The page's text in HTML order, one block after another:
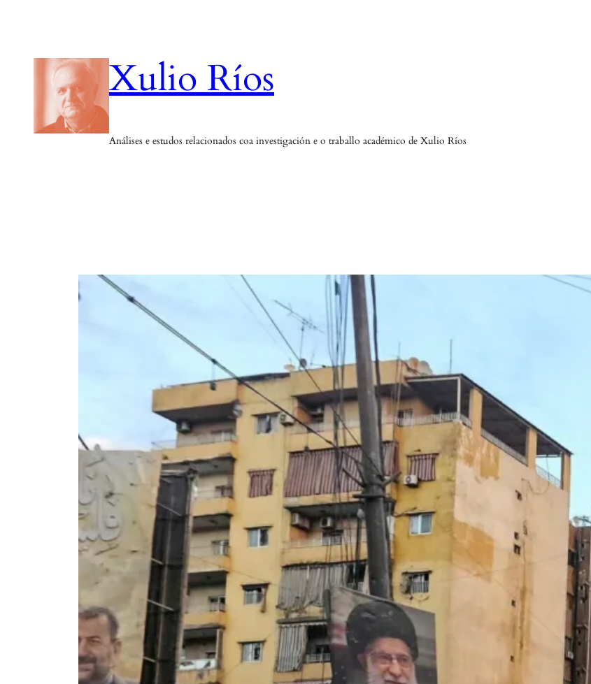
contido
Xulio Ríos
Análises e estudos relacionados coa investigación e o traballo académico de Xulio Ríos